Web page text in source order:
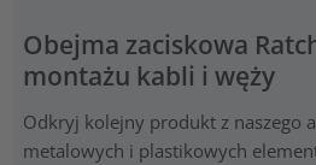
Obejma zaciskowa
montażu kabli i węży
Odkryj kolejny produkt z naszego
metalowych i plastikowych